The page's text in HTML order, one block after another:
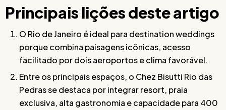
Principais lições deste artigo
O Rio de Janeiro é ideal para destination weddings
porque combina paisagens icônicas, acesso
facilitado por dois aeroportos e clima favorável.
Entre os principais espaços, o Chez Bisutti Rio das
Pedras se destaca por integrar resort, praia
exclusiva, alta gastronomia e capacidade para 400